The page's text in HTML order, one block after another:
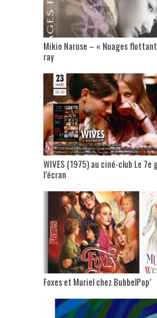
Mikio Naruse – « Nuages
ray
WIVES (1975) au ciné-club Le
l’écran
Foxes et Muriel chez BubbelPop’